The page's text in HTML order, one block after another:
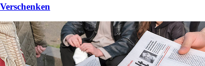
Verschenken